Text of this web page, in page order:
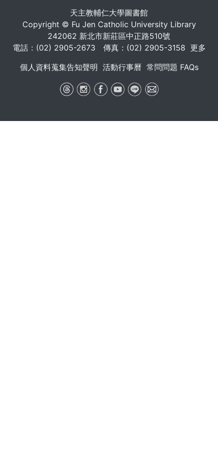
天主教輔仁大學圖書館
Copyright © Fu Jen Catholic University Library
242062 新北市新莊區中正路510號
電話：(02) 2905-2673 傳真：(02) 2905-3158 更多
個人資料蒐集告知聲明 活動行事曆 常問問題 FAQs